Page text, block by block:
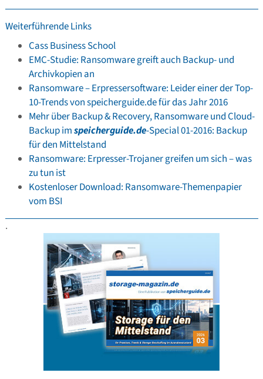
Weiterführende Links
Cass Business School
EMC-Studie: Ransomware greift auch Backup- und
Archivkopien an
Ransomware – Erpressersoftware: Leider einer der Top-
10-Trends von speicherguide.de für das Jahr 2016
Mehr über Backup & Recovery, Ransomware und Cloud-
Backup imspeicherguide.de-Special 01-2016: Backup
für den Mittelstand
Ransomware: Erpresser-Trojaner greifen um sich – was
zu tun ist
Kostenloser Download: Ransomware-Themenpapier
vom BSI
.